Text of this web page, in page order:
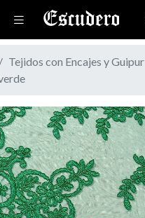
Toggle navigation
Tejidos con Encajes y Guipur